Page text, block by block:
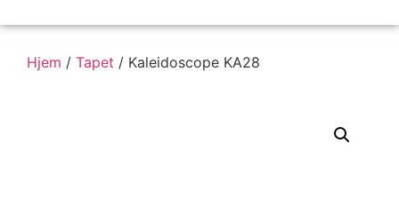
Hjem / Tapet / Kaleidoscope KA28